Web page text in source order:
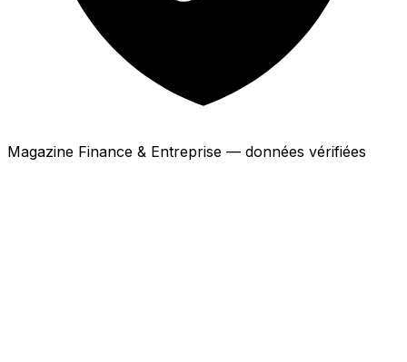
Magazine Finance & Entreprise — données vérifiées